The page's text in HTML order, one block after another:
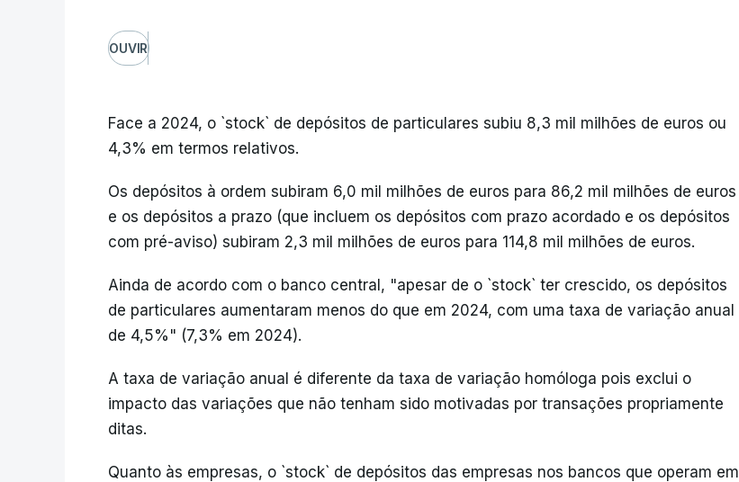
OUVIR
Face a 2024, o `stock` de depósitos de particulares subiu 8,3 mil milhões de euros ou
4,3% em termos relativos.
Os depósitos à ordem subiram 6,0 mil milhões de euros para 86,2 mil milhões de euros
e os depósitos a prazo (que incluem os depósitos com prazo acordado e os depósitos
com pré-aviso) subiram 2,3 mil milhões de euros para 114,8 mil milhões de euros.
Ainda de acordo com o banco central, "apesar de o `stock` ter crescido, os depósitos
de particulares aumentaram menos do que em 2024, com uma taxa de variação anual
de 4,5%" (7,3% em 2024).
A taxa de variação anual é diferente da taxa de variação homóloga pois exclui o
impacto das variações que não tenham sido motivadas por transações propriamente
ditas.
Quanto às empresas, o `stock` de depósitos das empresas nos bancos que operam em